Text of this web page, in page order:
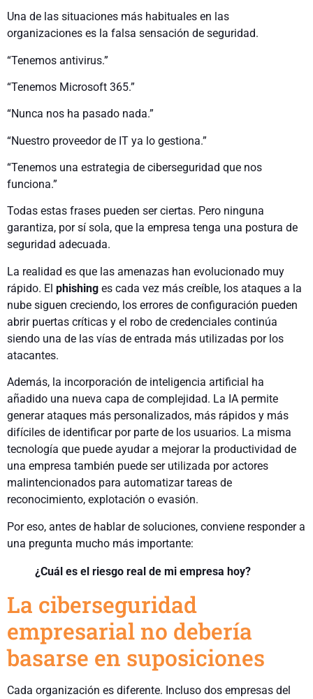
Una de las situaciones más habituales en las
organizaciones es la falsa sensación de seguridad.
“Tenemos antivirus.”
“Tenemos Microsoft 365.”
“Nunca nos ha pasado nada.”
“Nuestro proveedor de IT ya lo gestiona.”
“Tenemos una estrategia de ciberseguridad que nos
funciona.”
Todas estas frases pueden ser ciertas. Pero ninguna
garantiza, por sí sola, que la empresa tenga una postura de
seguridad adecuada.
La realidad es que las amenazas han evolucionado muy
rápido. El phishing es cada vez más creíble, los ataques a la
nube siguen creciendo, los errores de configuración pueden
abrir puertas críticas y el robo de credenciales continúa
siendo una de las vías de entrada más utilizadas por los
atacantes.
Además, la incorporación de inteligencia artificial ha
añadido una nueva capa de complejidad. La IA permite
generar ataques más personalizados, más rápidos y más
difíciles de identificar por parte de los usuarios. La misma
tecnología que puede ayudar a mejorar la productividad de
una empresa también puede ser utilizada por actores
malintencionados para automatizar tareas de
reconocimiento, explotación o evasión.
Por eso, antes de hablar de soluciones, conviene responder a
una pregunta mucho más importante:
¿Cuál es el riesgo real de mi empresa hoy?
La ciberseguridad
empresarial no debería
basarse en suposiciones
Cada organización es diferente. Incluso dos empresas del